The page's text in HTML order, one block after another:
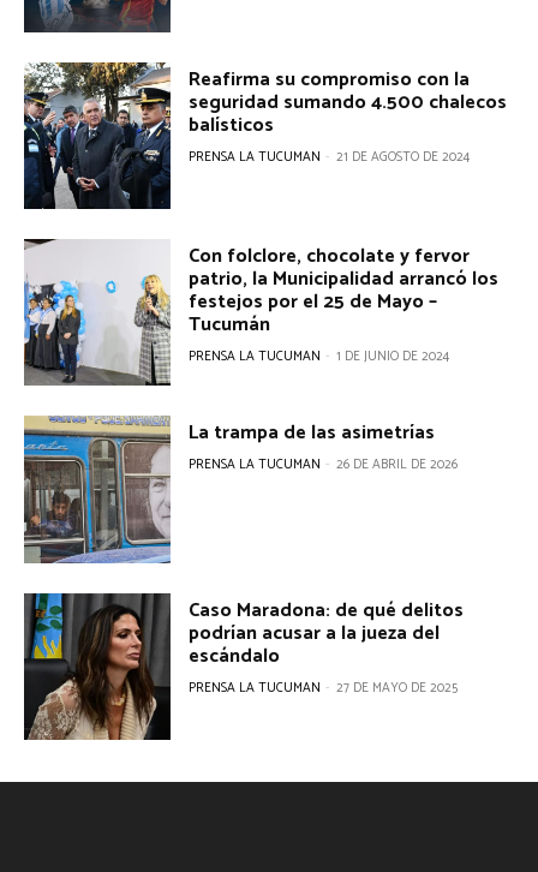
Reafirma su compromiso con la
seguridad sumando 4.500 chalecos
balísticos
PRENSA LA TUCUMAN - 21 DE AGOSTO DE 2024
Con folclore, chocolate y fervor
patrio, la Municipalidad arrancó los
festejos por el 25 de Mayo –
Tucumán
PRENSA LA TUCUMAN - 1 DE JUNIO DE 2024
La trampa de las asimetrías
PRENSA LA TUCUMAN - 26 DE ABRIL DE 2026
Caso Maradona: de qué delitos
podrían acusar a la jueza del
escándalo
PRENSA LA TUCUMAN - 27 DE MAYO DE 2025